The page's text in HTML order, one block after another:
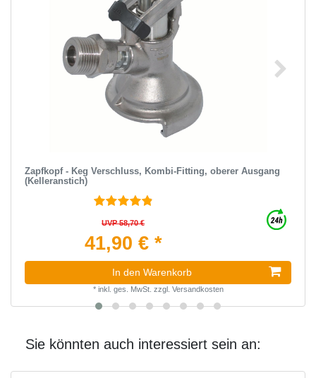
Zapfkopf - Keg Verschluss, Kombi-Fitting, oberer Ausgang
(Kelleranstich)
UVP 58,70 €
41,90 € *
In den Warenkorb
* inkl. ges. MwSt. zzgl. Versandkosten
Sie könnten auch interessiert sein an: